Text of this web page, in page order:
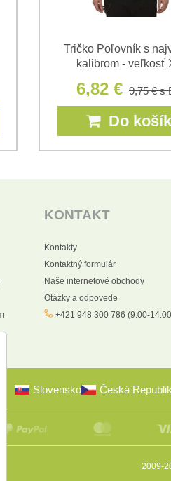
Tričko Poľovník s
kalibrom - veľkosť
6,82 € 9,75 €s
Do
KONTAKT
Kontakty
Kontaktný formulár
Naše internetové obchody
Otázky a odpovede
+421 948 300 786 (9:00-
Slovensko Česká
2009-